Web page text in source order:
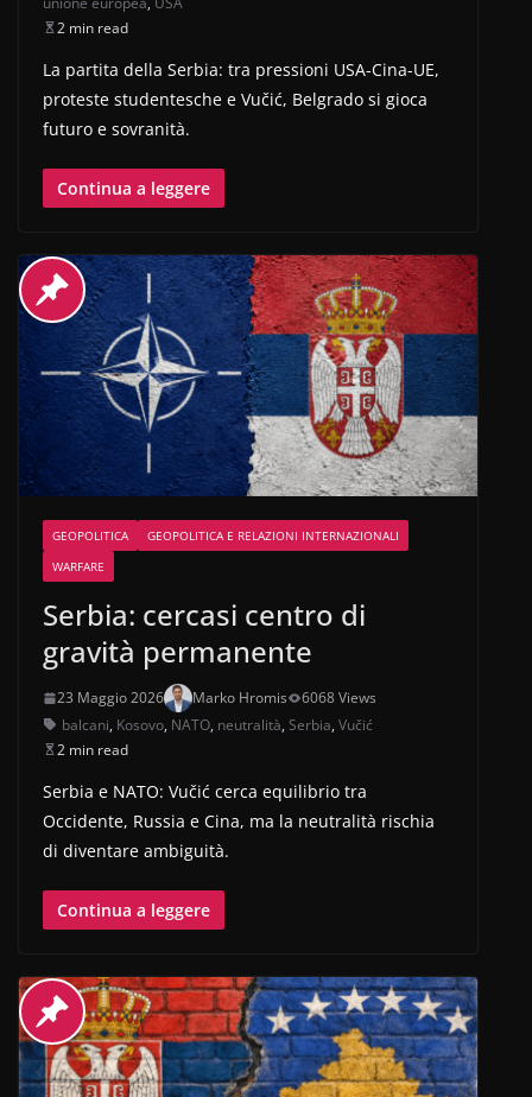
2 min read
La partita della Serbia: tra pressioni USA-Cina-UE,
proteste studentesche e Vučić, Belgrado si gioca
futuro e sovranità.
Continua a leggere
GEOPOLITICA
GEOPOLITICA E RELAZIONI INTERNAZIONALI
WARFARE
Serbia: cercasi centro di
gravità permanente
23 Maggio 2026 Marko Hromis
6068 Views
balcani, Kosovo, NATO, neutralità, Serbia, Vučić
2 min read
Serbia e NATO: Vučić cerca equilibrio tra
Occidente, Russia e Cina, ma la neutralità rischia
di diventare ambiguità.
Continua a leggere